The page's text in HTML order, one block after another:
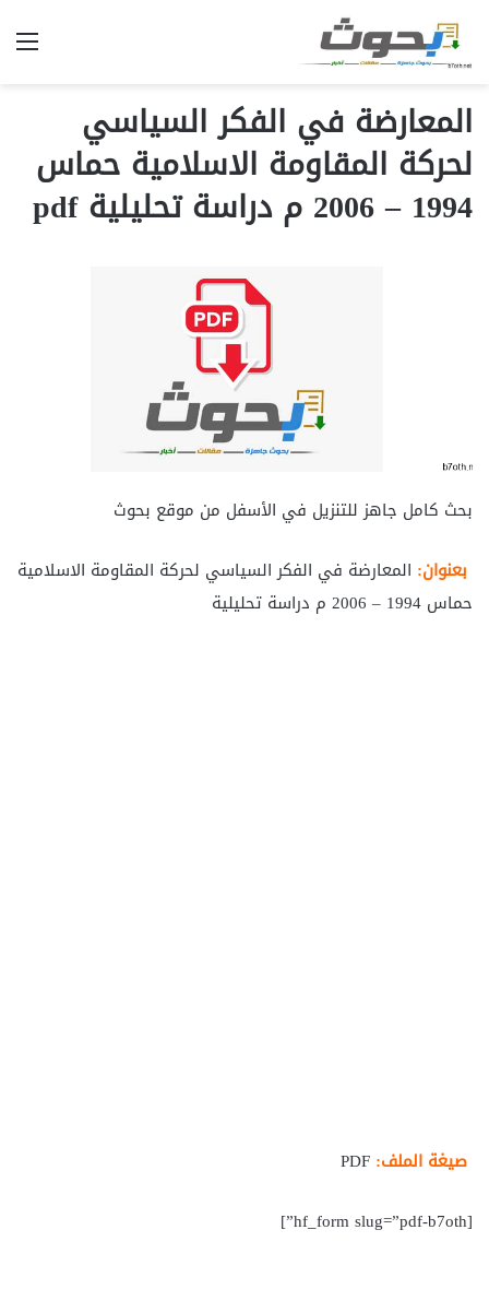
المعارضة في الفكر السياسي
لحركة المقاومة الاسلامية حماس
1994 – 2006 م دراسة تحليلية pdf
بحث كامل جاهز للتنزيل في الأسفل من موقع بحوث
بعنوان: المعارضة في الفكر السياسي لحركة المقاومة الاسلامية
حماس 1994 – 2006 م دراسة تحليلية
صيغة الملف:
[hf_form slug=”pdf-b7oth”]